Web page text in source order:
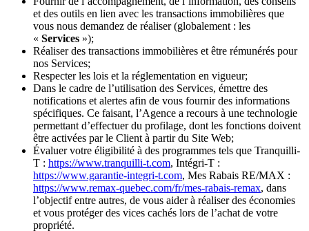
et des outils en lien avec les transactions immobilières que
vous nous demandez de réaliser (globalement : les
« Services »);
Réaliser des transactions immobilières et être rémunérés pour
nos Services;
Respecter les lois et la réglementation en vigueur;
Dans le cadre de l’utilisation des Services, émettre des
notifications et alertes afin de vous fournir des informations
spécifiques. Ce faisant, l’Agence a recours à une technologie
permettant d’effectuer du profilage, dont les fonctions doivent
être activées par le Client à partir du Site Web;
Évaluer votre éligibilité à des programmes tels que Tranquilli-
T : https://www.tranquilli-t.com, Intégri-T :
https://www.garantie-integri-t.com, Mes Rabais RE/MAX :
https://www.remax-quebec.com/fr/mes-rabais-remax, dans
l’objectif entre autres, de vous aider à réaliser des économies
et vous protéger des vices cachés lors de l’achat de votre
propriété.